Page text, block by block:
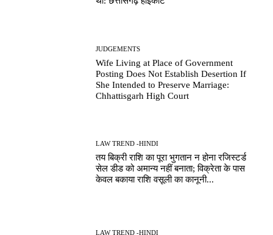
JUDGEMENTS
Wife Living at Place of Government
Posting Does Not Establish Desertion If
She Intended to Preserve Marriage:
Chhattisgarh High Court
LAW TREND -HINDI
तय बिक्री राशि का पूरा भुगतान न होना रजिस्टर्ड
सेल डीड को अमान्य नहीं बनाता; विक्रेता के पास
केवल बकाया राशि वसूली का कानूनी...
LAW TREND -HINDI